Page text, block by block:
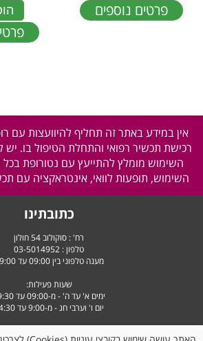
פרטים נוספים
אין במידע באתר זה תחליף להיוועצות עם
רכישת תכשיר רפואי והתחלת הטיפול בו. יש
השימוש מומלץ להתייעץ עם נטורופת בכל
השימוש, תופעות לוואי, אינטראקציה עם
כתובתינו
רח' : סוקולוב 54 חולון
טלפון : 03-5014952
מענה טלפוני בין 09:00 עד 19:00
שעות פעילות:
ימים א' עד ה' - מ-09:00 עד 19:30
יום ו' וערבי חג - מ-9:00 עד 14:30